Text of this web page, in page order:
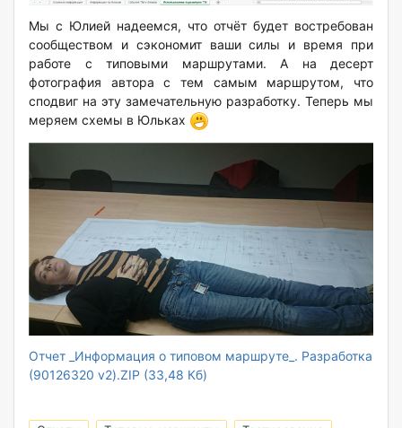
Мы с Юлией надеемся, что отчёт будет востребован
сообществом и сэкономит ваши силы и время при
работе с типовыми маршрутами. А на десерт
фотография автора с тем самым маршрутом, что
сподвиг на эту замечательную разработку. Теперь мы
меряем схемы в Юльках
Отчет _Информация о типовом маршруте_. Разработка
(90126320 v2).ZIP (33,48 Кб)